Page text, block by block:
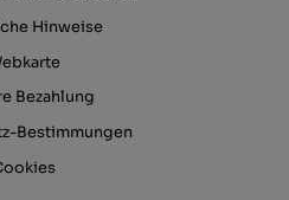
Hinweise
Bezahlung
Bestimmungen